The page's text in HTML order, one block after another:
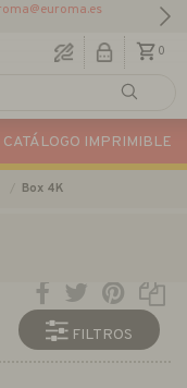
0
CATÁLOGO IMPRIMIBLE
Box 4K
FILTROS